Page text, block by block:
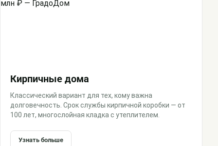
Кирпичные дома
Классический вариант для тех, кому важна
долговечность. Срок службы кирпичной коробки — от
100 лет, многослойная кладка с утеплителем.
Узнать больше